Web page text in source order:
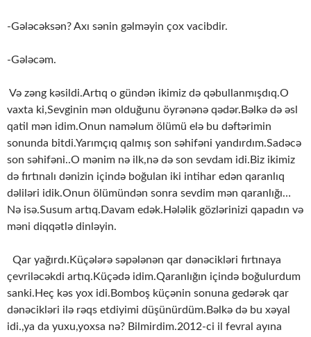
-Gələcəksən? Axı sənin gəlməyin çox vacibdir.
-Gələcəm.
Və zəng kəsildi.Artıq o gündən ikimiz də qəbullanmışdıq.O
vaxta ki,Sevginin mən olduğunu öyrənənə qədər.Bəlkə də əsl
qatil mən idim.Onun naməlum ölümü elə bu dəftərimin
sonunda bitdi.Yarımçıq qalmış son səhifəni yandırdım.Sadəcə
son səhifəni..O mənim nə ilk,nə də son sevdam idi.Biz ikimiz
də fırtınalı dənizin içində boğulan iki intihar edən qaranlıq
dəliləri idik.Onun ölümündən sonra sevdim mən qaranlığı…
Nə isə.Susum artıq.Davam edək.Hələlik gözlərinizi qapadın və
məni diqqətlə dinləyin.
Qar yağırdı.Küçələrə səpələnən qar dənəcikləri fırtınaya
çevriləcəkdi artıq.Küçədə idim.Qaranlığın içində boğulurdum
sanki.Heç kəs yox idi.Bomboş küçənin sonuna gedərək qar
dənəcikləri ilə rəqs etdiyimi düşünürdüm.Bəlkə də bu xəyal
idi.,ya da yuxu,yoxsa nə? Bilmirdim.2012-ci il fevral ayına